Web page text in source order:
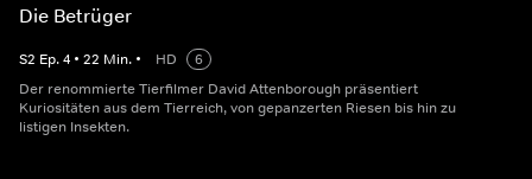
Die Betrüger
S2 Ep.4 • 22 Min. • HD
6
Der renommierte Tierfilmer David Attenborough präsentiert
Kuriositäten aus dem Tierreich, von gepanzerten Riesen bis hin zu
listigen Insekten.